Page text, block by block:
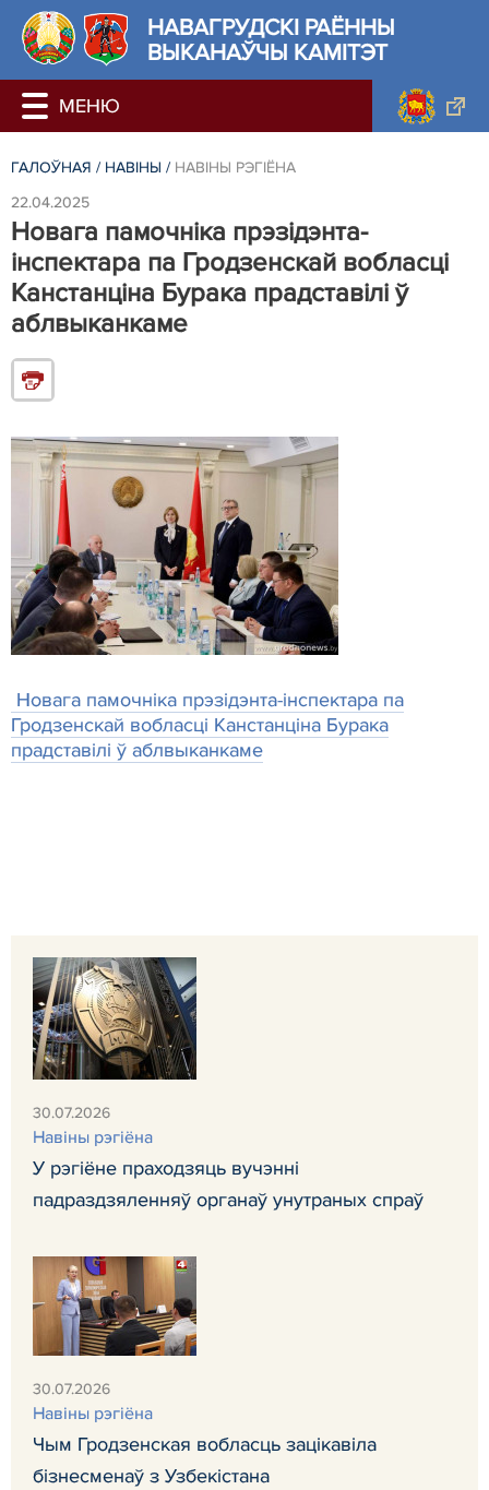
НАВАГРУДСКІ РАЁННЫ
ВЫКАНАЎЧЫ КАМІТЭТ
ГАЛОЎНАЯ / НАВIНЫ / НАВIНЫ РЭГIЁНА
22.04.2025
Новага памочніка прэзідэнта-
інспектара па Гродзенскай вобласці
Канстанціна Бурака прадставілі ў
аблвыканкаме
Новага памочніка прэзідэнта-інспектара па
Гродзенскай вобласці Канстанціна Бурака
прадставілі ў аблвыканкаме
30.07.2026
Навiны рэгiёна
У рэгіёне праходзяць вучэнні
падраздзяленняў органаў унутраных спраў
30.07.2026
Навiны рэгiёна
Чым Гродзенская вобласць зацікавіла
бізнесменаў з Узбекістана